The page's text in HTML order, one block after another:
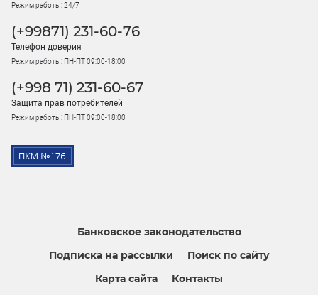
Режим работы: 24/7
(+99871) 231-60-76
Телефон доверия
Режим работы: ПН-ПТ 09:00-18:00
(+998 71) 231-60-67
Защита прав потребителей
Режим работы: ПН-ПТ 09:00-18:00
Банковское законодательство
Подписка на рассылки
Поиск по сайту
Карта сайта
Контакты